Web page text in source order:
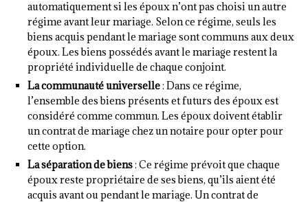
automatiquement si les époux n’ont pas choisi un autre
régime avant leur mariage. Selon ce régime, seuls les
biens acquis pendant le mariage sont communs aux deux
époux. Les biens possédés avant le mariage restent la
propriété individuelle de chaque conjoint.
La communauté universelle: Dans ce régime,
l’ensemble des biens présents et futurs des époux est
considéré comme commun. Les époux doivent établir
un contrat de mariage chez un notaire pour opter pour
cette option.
La séparation de biens: Ce régime prévoit que chaque
époux reste propriétaire de ses biens, qu’ils aient été
acquis avant ou pendant le mariage. Un contrat de